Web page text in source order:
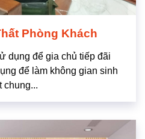
Phòng Khách
dụng để gia chủ tiếp đãi
để làm không gian sinh
chung...